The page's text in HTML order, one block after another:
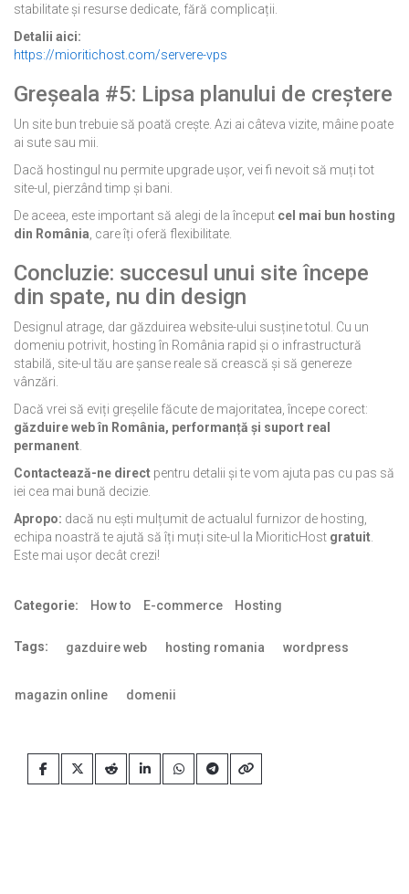
stabilitate și resurse dedicate, fără complicații.
Detalii aici:
https://mioritichost.com/servere-vps
Greșeala #5: Lipsa planului de creștere
Un site bun trebuie să poată crește. Azi ai câteva vizite, mâine poate
ai sute sau mii.
Dacă hostingul nu permite upgrade ușor, vei fi nevoit să muți tot
site-ul, pierzând timp și bani.
De aceea, este important să alegi de la început cel mai bun hosting
din România , care îți oferă flexibilitate.
Concluzie: succesul unui site începe
din spate, nu din design
Designul atrage, dar găzduirea website-ului susține totul. Cu un
domeniu potrivit, hosting în România rapid și o infrastructură
stabilă, site-ul tău are șanse reale să crească și să genereze
vânzări.
Dacă vrei să eviți greșelile făcute de majoritatea, începe corect:
găzduire web în România, performanță și suport real
permanent
Contactează-ne direct pentru detalii și te vom ajuta pas cu pas să
iei cea mai bună decizie.
Apropo: dacă nu ești mulțumit de actualul furnizor de hosting,
echipa noastră te ajută să îți muți site-ul la MioriticHost gratuit
Este mai ușor decât crezi!
Categorie: How to E-commerce Hosting
Tags: gazduire web hosting romania wordpress
magazin online domenii